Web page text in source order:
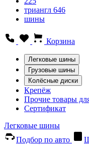
триангл 646
шины
Корзина
Легковые шины
Грузовые шины
Колёсные диски
Крепёж
Прочие товары
Сертификат
Легковые шины
Подбор по авто